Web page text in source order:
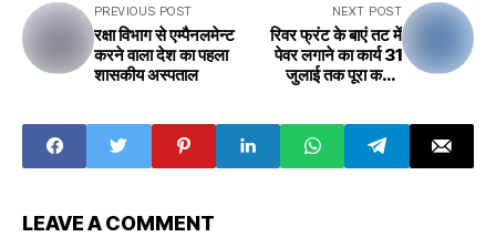
PREVIOUS POST
रक्षा विभाग से एम्पैनलमेन्ट
करने वाला देश का पहला
शासकीय अस्पताल
NEXT POST
रिवर फ्रंट के बाएं तट में
पेवर लगाने का कार्य 31
जुलाई तक पूरा करें –
LEAVE A COMMENT